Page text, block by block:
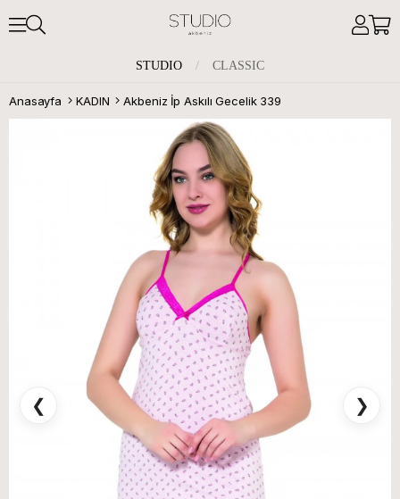
STUDIO / CLASSIC
Anasayfa KADIN Akbeniz İp Askılı Gecelik 339
❮ ❯